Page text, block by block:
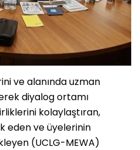
ve alanında uzman
diyalog ortamı
kolaylaştıran,
eden ve üyelerinin
(UCLG-MEWA)